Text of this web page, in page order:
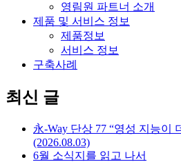
영림원 파트너 소개
제품 및 서비스 정보
제품정보
서비스 정보
구축사례
최신 글
永-Way 단상 77 “영성 지능이
(2026.08.03)
6월 소식지를 읽고 나서